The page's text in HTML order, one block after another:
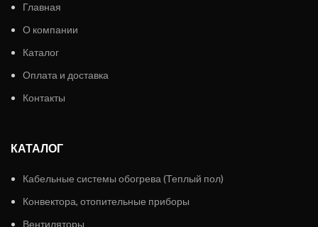
Главная
О компании
Каталог
Оплата и доставка
Контакты
КАТАЛОГ
Кабельные системы обогрева (Теплый пол)
Конвектора, отопительные приборы
Вентиляторы